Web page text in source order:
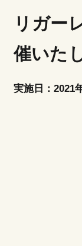
リガー
催いた
実施日：2021